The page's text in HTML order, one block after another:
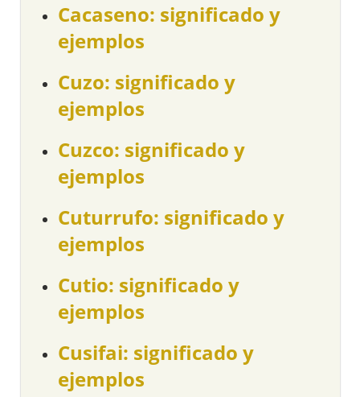
Cacaseno: significado y
ejemplos
Cuzo: significado y
ejemplos
Cuzco: significado y
ejemplos
Cuturrufo: significado y
ejemplos
Cutio: significado y
ejemplos
Cusifai: significado y
ejemplos